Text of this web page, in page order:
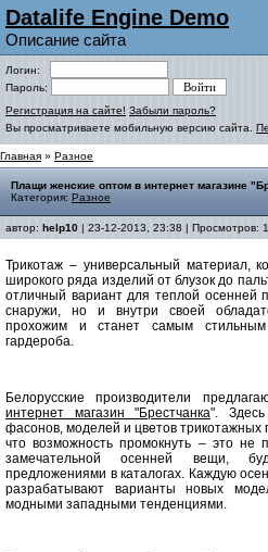
Datalife Engine Demo
Описание сайта
Логин:
Пароль:
Регистрация на сайте! Забыли пароль?
Вы просматриваете мобильную версию сайта.
Главная » Разное
Плащи женские оптом в интернет магазине
Категория: Разное
автор: help10 | 23-12-2013, 23:38 | Просмотров:
Трикотаж – универсальный материал,
широкого ряда изделий от блузок до
отличный вариант для теплой осенней
снаружи, но и внутри своей
прохожим и станет самым стильным
гардероба.
Белорусские производители
интернет магазин "Брестчанка". Здесь
фасонов, моделей и цветов
что возможность промокнуть – это не
замечательной осенней вещи,
предложениями в каталогах. Каждую
разрабатывают варианты новых
модными западными тенденциями.